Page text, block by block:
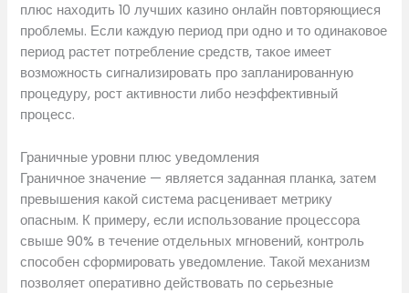
плюс находить 10 лучших казино онлайн повторяющиеся
проблемы. Если каждую период при одно и то одинаковое
период растет потребление средств, такое имеет
возможность сигнализировать про запланированную
процедуру, рост активности либо неэффективный
процесс.
Граничные уровни плюс уведомления
Граничное значение — является заданная планка, затем
превышения какой система расценивает метрику
опасным. К примеру, если использование процессора
свыше 90% в течение отдельных мгновений, контроль
способен сформировать уведомление. Такой механизм
позволяет оперативно действовать по серьезные